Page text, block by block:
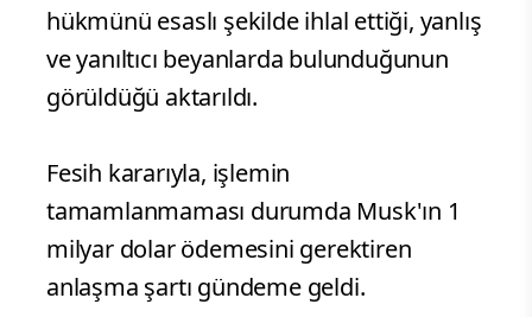
hükmünü esaslı şekilde ihlal ettiği, yanlış
ve yanıltıcı beyanlarda bulunduğunun
görüldüğü aktarıldı.
Fesih kararıyla, işlemin
tamamlanmaması durumda Musk'ın 1
milyar dolar ödemesini gerektiren
anlaşma şartı gündeme geldi.